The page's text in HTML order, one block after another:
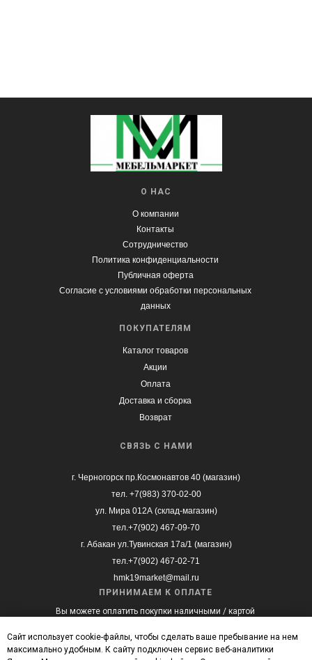
ПОКУПАТЕЛЯМ
Каталог товаров
Акции
Оплата
Доставка и сборка
Возврат
О НАС
О компании
Контакты
Сотрудничество
Политика конфиденциальности
Публичная оферта
Согласие с условиями обработки персональных
данных
СВЯЗЬ С НАМИ
г. Черногорск пр.Космонавтов 40 (магазин)
тел. +7(983) 370-02-00
ул. Мира 012А (склад-магазин)
тел.+7(902) 467-09-70
г. Абакан ул.Тувинская 17а/1 (магазин)
тел.+7(902) 467-02-71
hmk19market@mail.ru
ПРИНИМАЕМ К ОПЛАТЕ
Вы можете оплатить покупки наличными / картой
оплаты на сайте.
Сайт использует cookie-файлы, чтобы сделать ваше пребывание на нем
максимально удобным. К cайту подключен сервис веб-аналитики